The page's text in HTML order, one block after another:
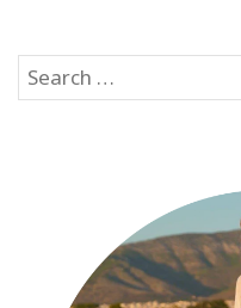
Search
for: